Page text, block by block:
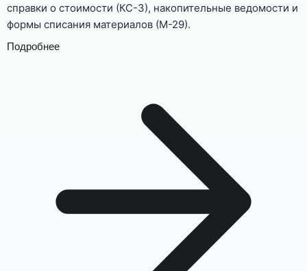
справки о стоимости (КС-3), накопительные ведомости и
формы списания материалов (М-29).
Подробнее